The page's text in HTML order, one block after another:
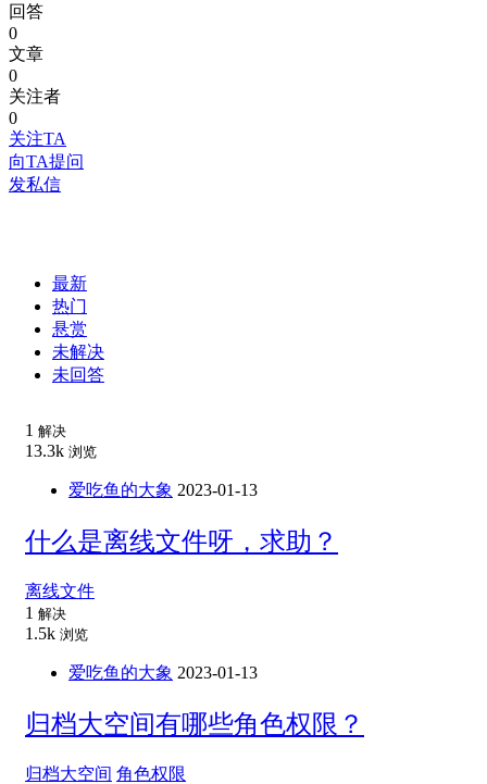
回答
0
文章
0
关注者
0
关注TA
向TA提问
发私信
最新
热门
悬赏
未解决
未回答
1 解决
13.3k 浏览
爱吃鱼的大象 2023-01-13
什么是离线文件呀，求助？
离线文件
1 解决
1.5k 浏览
爱吃鱼的大象 2023-01-13
归档大空间有哪些角色权限？
归档大空间 角色权限